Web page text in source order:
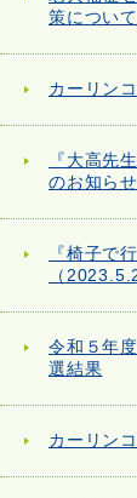
策について
カーリン
『大高先
のお知ら
『椅子で
（
令和５年
選結果
カーリン